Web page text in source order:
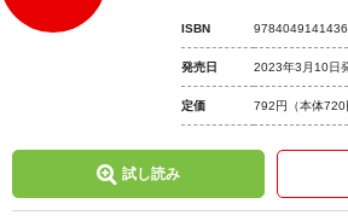
ISBN 9784049141436
発売日 2023年3月10日
定価 792円 （本体720
試し読み